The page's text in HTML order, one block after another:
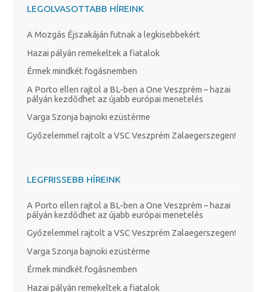
LEGOLVASOTTABB HÍREINK
A Mozgás Éjszakáján futnak a legkisebbekért
Hazai pályán remekeltek a fiatalok
Érmek mindkét fogásnemben
A Porto ellen rajtol a BL-ben a One Veszprém – hazai
pályán kezdődhet az újabb európai menetelés
Varga Szonja bajnoki ezüstérme
Győzelemmel rajtolt a VSC Veszprém Zalaegerszegen!
LEGFRISSEBB HÍREINK
A Porto ellen rajtol a BL-ben a One Veszprém – hazai
pályán kezdődhet az újabb európai menetelés
Győzelemmel rajtolt a VSC Veszprém Zalaegerszegen!
Varga Szonja bajnoki ezüstérme
Érmek mindkét fogásnemben
Hazai pályán remekeltek a fiatalok